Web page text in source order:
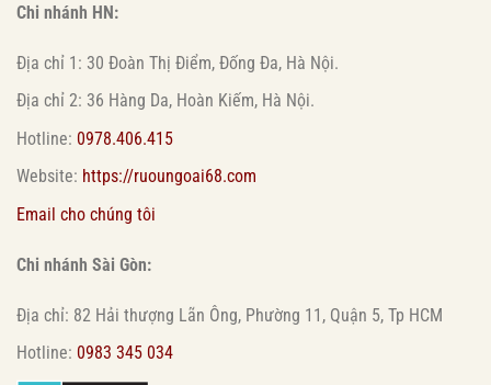
Chi nhánh HN:
Địa chỉ 1: 30 Đoàn Thị Điểm, Đống Đa, Hà Nội.
Địa chỉ 2: 36 Hàng Da, Hoàn Kiếm, Hà Nội.
Hotline: 0978.406.415
Website: https://ruoungoai68.com
Email cho chúng tôi
Chi nhánh Sài Gòn:
Địa chỉ: 82 Hải thượng Lãn Ông, Phường 11, Quận 5, Tp HCM
Hotline: 0983 345 034